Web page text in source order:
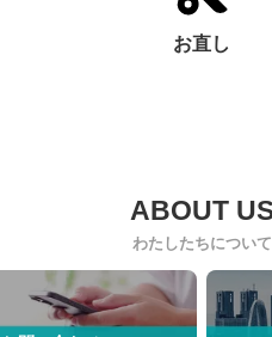
お直し
わたしたちについて